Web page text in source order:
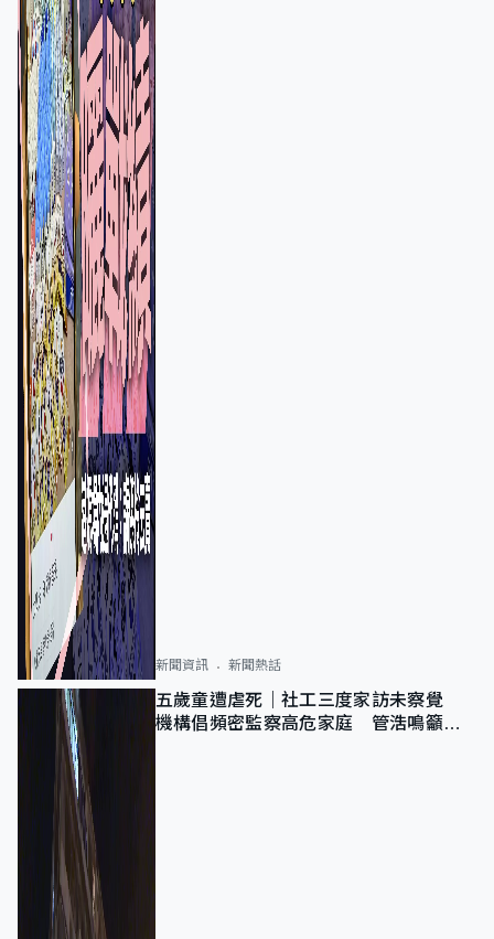
新聞資訊 新聞熱話
五歲童遭虐死｜社工三度家訪未察覺
機構倡頻密監察高危家庭 管浩鳴籲加